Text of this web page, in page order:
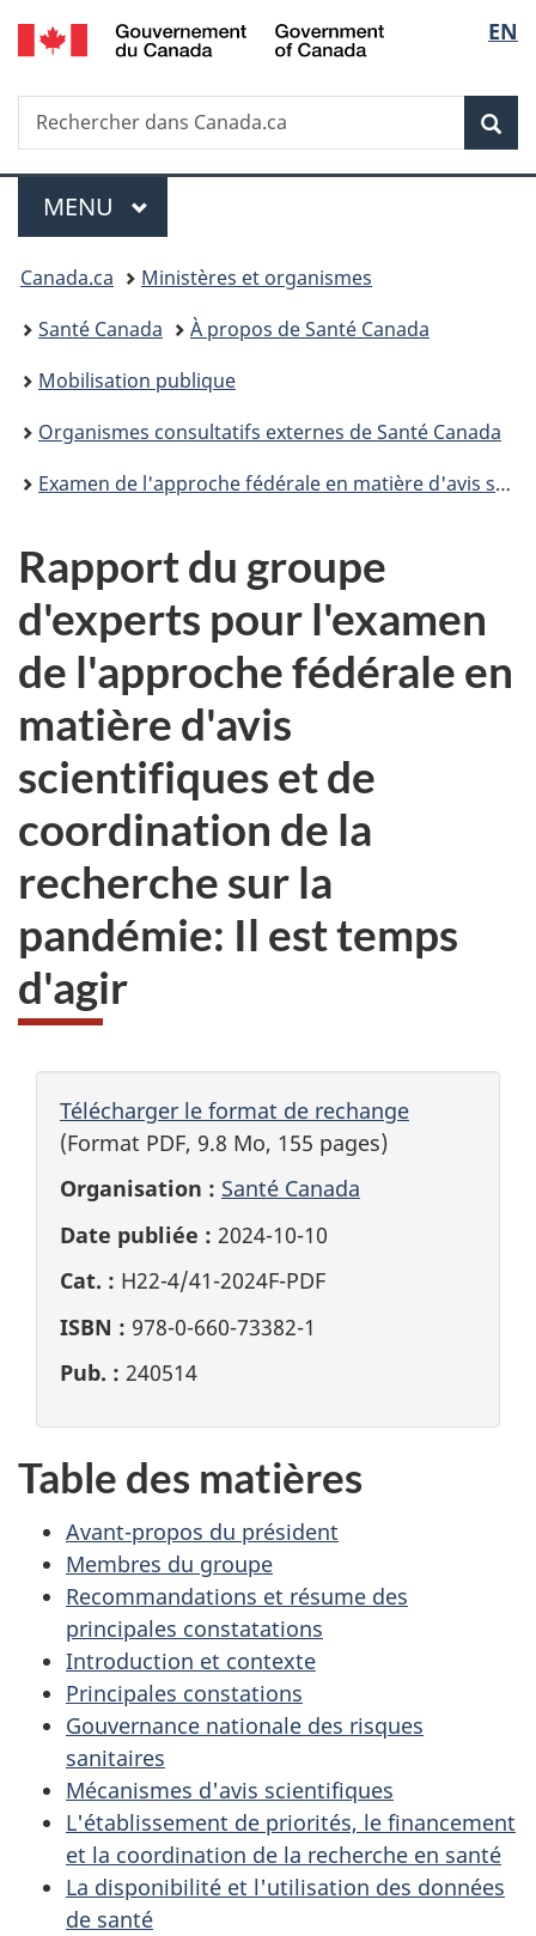
Passer
au
principal
Passer
à
Au
du
Passer
à
version
simplifiée
de
la
EN
Recherche
Rechercher
dans
Menu
MENU PRINCIPAL
Vous
êtes
ici :
Canada.ca
Ministères et organismes
Santé Canada
À propos de Santé Canada
Mobilisation publique
Organismes consultatifs externes de Santé Canada
Examen de l'approche fédérale en matière d'avis scientifiques et de coordination de la recherche en cas de pandémie
Rapport du groupe
d'experts pour l'examen
de l'approche fédérale en
matière d'avis
scientifiques et de
coordination de la
recherche sur la
pandémie: Il est temps
d'agir
Télécharger le format de rechange
(Format PDF, 9.8 Mo, 155 pages)
Organisation : Santé Canada
Date publiée : 2024-10-10
Cat. : H22-4/41-2024F-PDF
ISBN : 978-0-660-73382-1
Pub. : 240514
Table des matières
Avant-propos du président
Membres du groupe
Recommandations et résume des
principales constatations
Introduction et contexte
Principales constations
Gouvernance nationale des risques
sanitaires
Mécanismes d'avis scientifiques
L'établissement de priorités, le financement
et la coordination de la recherche en santé
La disponibilité et l'utilisation des données
de santé